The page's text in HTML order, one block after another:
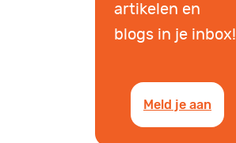
artikelen en
blogs in je inbox!
Meld je aan